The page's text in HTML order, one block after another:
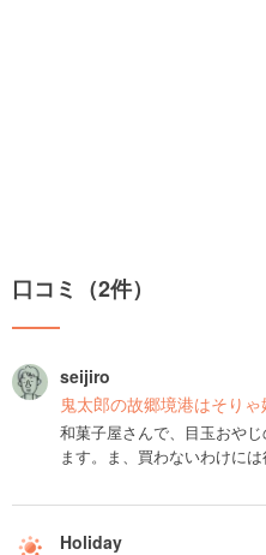
口コミ（2件）
seijiro
鬼太郎の故郷境港はそり
和菓子屋さんで、目玉おや
ます。ま、買わないわけには
Holiday